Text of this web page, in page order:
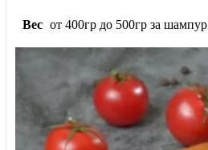
Вес от 400гр до 500гр за шампур